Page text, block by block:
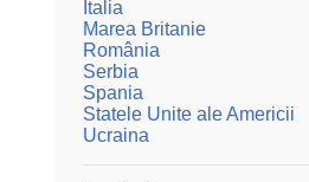
Italia
Marea Britanie
România
Serbia
Spania
Statele Unite ale Americii
Ucraina